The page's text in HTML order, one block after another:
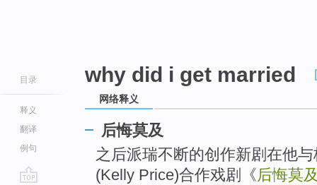
目录
释义
翻译
例句
why did i get married
网络释义
后悔莫及
之后派瑞不断的创作新剧在他
(Kelly Price)合作戏剧《后悔莫